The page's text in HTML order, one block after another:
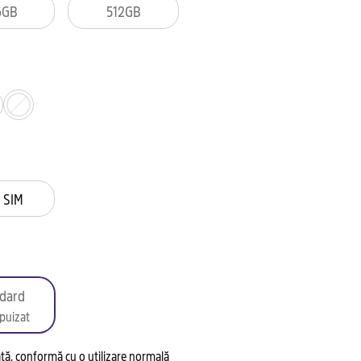
512GB
conformă cu o utilizare normală